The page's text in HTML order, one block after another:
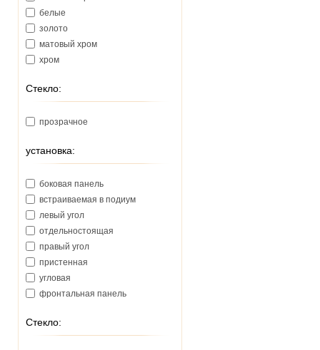
белые
золото
матовый хром
хром
Стекло:
прозрачное
установка:
боковая панель
встраиваемая в подиум
левый угол
отдельностоящая
правый угол
пристенная
угловая
фронтальная панель
Стекло: